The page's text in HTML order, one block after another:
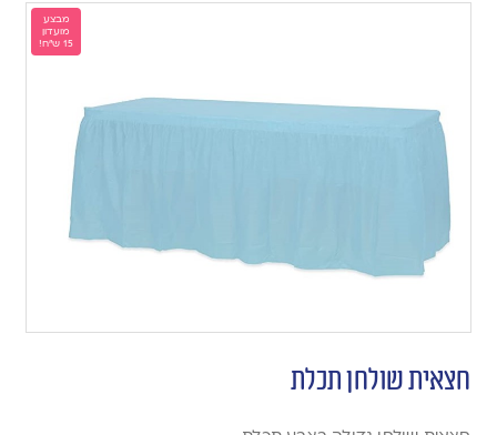
מבצע
מועדון
15 ש"ח!
חצאית שולחן תכלת